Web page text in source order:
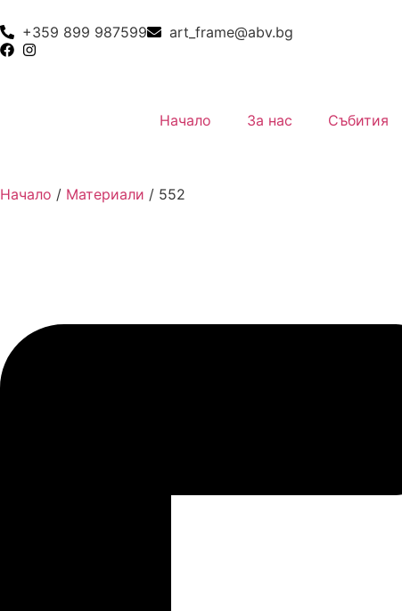
+359 899 987599 art_frame@abv.bg
Начало За нас Събития
Начало / Материали / 552